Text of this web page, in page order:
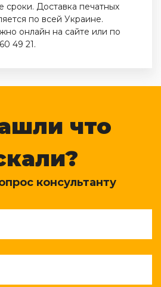
сроки. Доставка печатных
по всей Украине.
онлайн на сайте или по
49 21.
что
консультанту